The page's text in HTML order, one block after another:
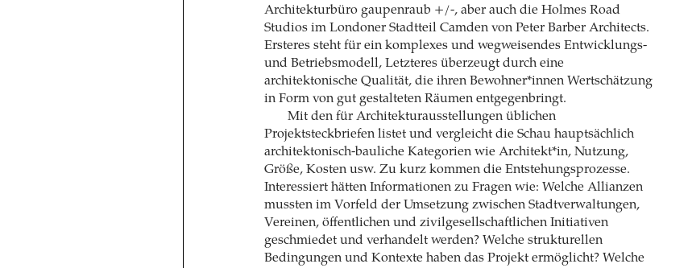
Architekturbüro gaupenraub +/-, aber auch die Holmes Road
Studios im Londoner Stadtteil Camden von Peter Barber Architects.
Ersteres steht für ein komplexes und wegweisendes Entwicklungs-
und Betriebsmodell, Letzteres überzeugt durch eine
architektonische Qualität, die ihren Bewohner*innen Wertschätzung
in Form von gut gestalteten Räumen entgegenbringt.
Mit den für Architekturausstellungen üblichen
Projektsteckbriefen listet und vergleicht die Schau hauptsächlich
architektonisch-bauliche Kategorien wie Architekt*in, Nutzung,
Größe, Kosten usw. Zu kurz kommen die Entstehungsprozesse.
Interessiert hätten Informationen zu Fragen wie: Welche Allianzen
mussten im Vorfeld der Umsetzung zwischen Stadtverwaltungen,
Vereinen, öffentlichen und zivilgesellschaftlichen Initiativen
geschmiedet und verhandelt werden? Welche strukturellen
Bedingungen und Kontexte haben das Projekt ermöglicht? Welche